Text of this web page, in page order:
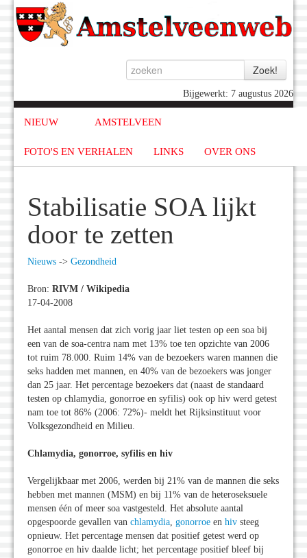
Bijgewerkt: 7 augustus 2026
NIEUW AMSTELVEEN
FOTO'S EN VERHALEN LINKS OVER ONS
Stabilisatie SOA lijkt
door te zetten
Nieuws -> Gezondheid
Bron: RIVM / Wikipedia
17-04-2008
Het aantal mensen dat zich vorig jaar liet testen op een soa bij
een van de soa-centra nam met 13% toe ten opzichte van 2006
tot ruim 78.000. Ruim 14% van de bezoekers waren mannen die
seks hadden met mannen, en 40% van de bezoekers was jonger
dan 25 jaar. Het percentage bezoekers dat (naast de standaard
testen op chlamydia, gonorroe en syfilis) ook op hiv werd getest
nam toe tot 86% (2006: 72%)- meldt het Rijksinstituut voor
Volksgezondheid en Milieu.
Chlamydia, gonorroe, syfilis en hiv
Vergelijkbaar met 2006, werden bij 21% van de mannen die seks
hebben met mannen (MSM) en bij 11% van de heteroseksuele
mensen één of meer soa vastgesteld. Het absolute aantal
opgespoorde gevallen van chlamydia, gonorroe en hiv steeg
opnieuw. Het percentage mensen dat positief getest werd op
gonorroe en hiv daalde licht; het percentage positief bleef bij